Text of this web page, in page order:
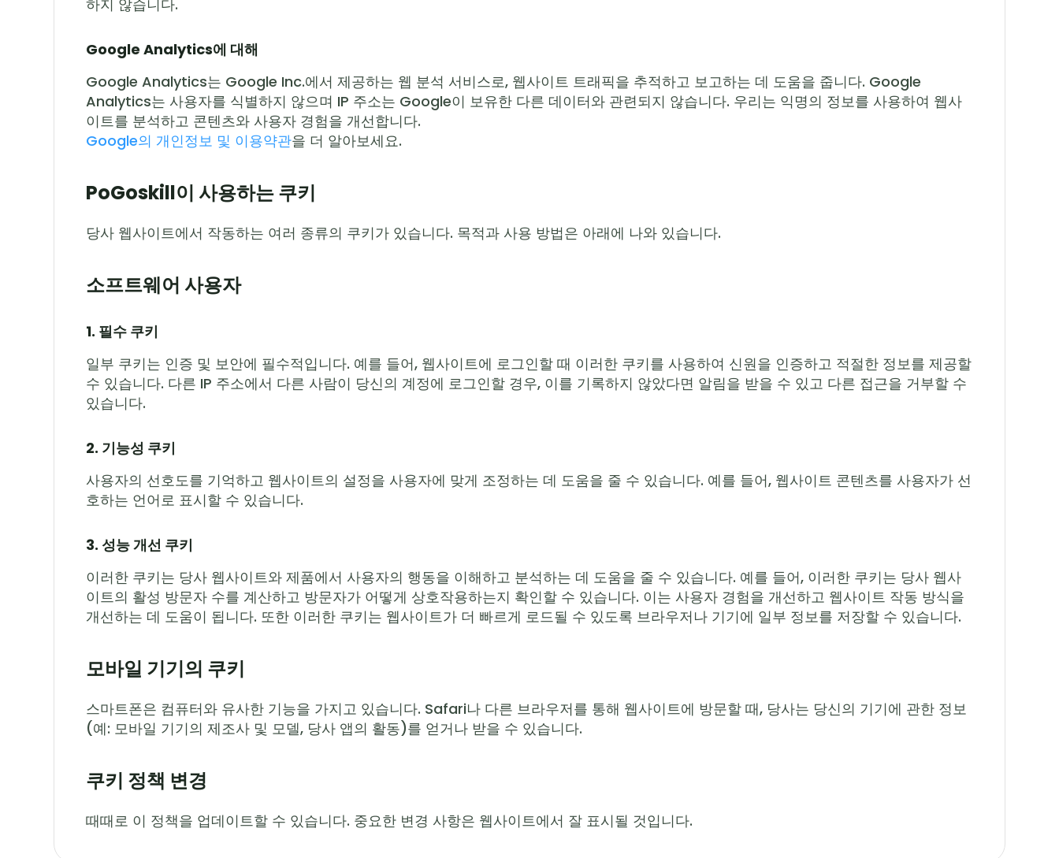
하지 않습니다.
Google Analytics에 대해
Google Analytics는 Google Inc.에서 제공하는 웹 분석 서비스로, 웹사이트 트래픽을 추적하고 보고하는 데 도움을 줍니다. Google
Analytics는 사용자를 식별하지 않으며 IP 주소는 Google이 보유한 다른 데이터와 관련되지 않습니다. 우리는 익명의 정보를 사용하여 웹사
이트를 분석하고 콘텐츠와 사용자 경험을 개선합니다.
Google의 개인정보 및 이용약관을 더 알아보세요.
PoGoskill이 사용하는 쿠키
당사 웹사이트에서 작동하는 여러 종류의 쿠키가 있습니다. 목적과 사용 방법은 아래에 나와 있습니다.
소프트웨어 사용자
1. 필수 쿠키
일부 쿠키는 인증 및 보안에 필수적입니다. 예를 들어, 웹사이트에 로그인할 때 이러한 쿠키를 사용하여 신원을 인증하고 적절한 정보를 제공할
수 있습니다. 다른 IP 주소에서 다른 사람이 당신의 계정에 로그인할 경우, 이를 기록하지 않았다면 알림을 받을 수 있고 다른 접근을 거부할 수
있습니다.
2. 기능성 쿠키
사용자의 선호도를 기억하고 웹사이트의 설정을 사용자에 맞게 조정하는 데 도움을 줄 수 있습니다. 예를 들어, 웹사이트 콘텐츠를 사용자가 선
호하는 언어로 표시할 수 있습니다.
3. 성능 개선 쿠키
이러한 쿠키는 당사 웹사이트와 제품에서 사용자의 행동을 이해하고 분석하는 데 도움을 줄 수 있습니다. 예를 들어, 이러한 쿠키는 당사 웹사
이트의 활성 방문자 수를 계산하고 방문자가 어떻게 상호작용하는지 확인할 수 있습니다. 이는 사용자 경험을 개선하고 웹사이트 작동 방식을
개선하는 데 도움이 됩니다. 또한 이러한 쿠키는 웹사이트가 더 빠르게 로드될 수 있도록 브라우저나 기기에 일부 정보를 저장할 수 있습니다.
모바일 기기의 쿠키
스마트폰은 컴퓨터와 유사한 기능을 가지고 있습니다. Safari나 다른 브라우저를 통해 웹사이트에 방문할 때, 당사는 당신의 기기에 관한 정보
(예: 모바일 기기의 제조사 및 모델, 당사 앱의 활동)를 얻거나 받을 수 있습니다.
쿠키 정책 변경
때때로 이 정책을 업데이트할 수 있습니다. 중요한 변경 사항은 웹사이트에서 잘 표시될 것입니다.